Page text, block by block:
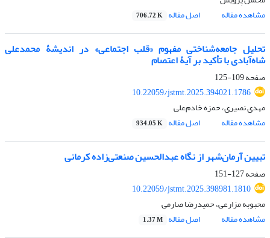
مشاهده مقاله
اصل مقاله 706.72 K
تحلیل جامعه‌شناختی مفهوم «قلب اجتماعی» در اندیشۀ محمدعلی
شاه‌آبادی با تأکید بر آیۀ اعتصام
صفحه109-125
10.22059/jstmt.2025.394021.1786
مهدی نصیری، حمزه خادم‌علی
مشاهده مقاله
اصل مقاله 934.05 K
تبیین آرمان‌شهر از نگاه عبدالحسین صنعتی‌زاده کرمانی
صفحه127-151
10.22059/jstmt.2025.398981.1810
محبوبه مزارعی، حمیدرضا صارمی
مشاهده مقاله
اصل مقاله 1.37 M